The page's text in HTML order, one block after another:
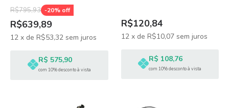
R$795,93 -20% off
R$639,89
12 x de R$53,32 sem juros
R$ 575,90
com 10% desconto à vista
R$120,84
12 x de R$10,07 sem juros
R$ 108,76
com 10% desconto à vista